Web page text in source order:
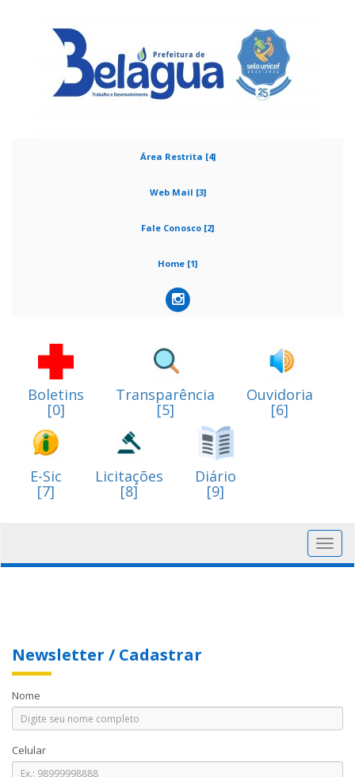
Área Restrita [4]
Web Mail [3]
Fale Conosco [2]
Home [1]
Boletins
[0]
Transparência
[5]
Ouvidoria
[6]
E-Sic
[7]
Licitações
[8]
Diário
[9]
Newsletter / Cadastrar
Nome
Celular